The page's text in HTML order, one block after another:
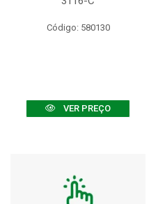
Código: 580130
VER PREÇO